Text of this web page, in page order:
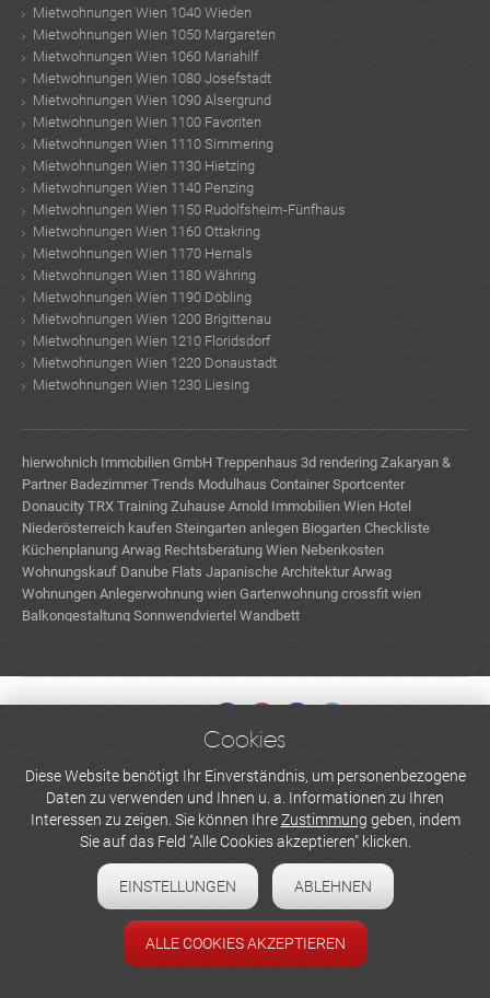
Mietwohnungen Wien 1040 Wieden
Mietwohnungen Wien 1050 Margareten
Mietwohnungen Wien 1060 Mariahilf
Mietwohnungen Wien 1080 Josefstadt
Mietwohnungen Wien 1090 Alsergrund
Mietwohnungen Wien 1100 Favoriten
Mietwohnungen Wien 1110 Simmering
Mietwohnungen Wien 1130 Hietzing
Mietwohnungen Wien 1140 Penzing
Mietwohnungen Wien 1150 Rudolfsheim-Fünfhaus
Mietwohnungen Wien 1160 Ottakring
Mietwohnungen Wien 1170 Hernals
Mietwohnungen Wien 1180 Währing
Mietwohnungen Wien 1190 Döbling
Mietwohnungen Wien 1200 Brigittenau
Mietwohnungen Wien 1210 Floridsdorf
Mietwohnungen Wien 1220 Donaustadt
Mietwohnungen Wien 1230 Liesing
hierwohnich Immobilien GmbH Treppenhaus 3d rendering Zakaryan &
Partner Badezimmer Trends Modulhaus Container Sportcenter
Donaucity TRX Training Zuhause Arnold Immobilien Wien Hotel
Niederösterreich kaufen Steingarten anlegen Biogarten Checkliste
Küchenplanung Arwag Rechtsberatung Wien Nebenkosten
Wohnungskauf Danube Flats Japanische Architektur Arwag
Wohnungen Anlegerwohnung wien Gartenwohnung crossfit wien
Balkongestaltung Sonnwendviertel Wandbett
WERBEN UND INSERIEREN
Newsletter abonnieren
Datenschutzerklärung
Cookie-Einstellungen
Cookies
Diese Website benötigt Ihr Einverständnis, um personenbezogene
Daten zu verwenden und Ihnen u. a. Informationen zu Ihren
Interessen zu zeigen. Sie können IhreZustimmung geben, indem
Sie auf das Feld "Alle Cookies akzeptieren" klicken.
EINSTELLUNGEN ABLEHNEN
ALLE COOKIES AKZEPTIEREN